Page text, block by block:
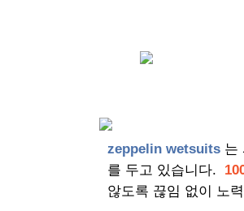
zeppelin wetsuits 는
를 두고 있습니다.
않도록 끊임 없이 노